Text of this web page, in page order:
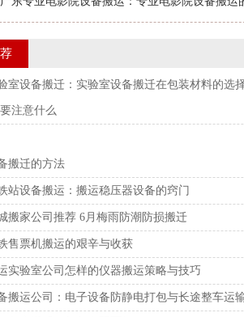
室设备搬迁：实验室设备搬迁在包装材料的选
注意什么
搬迁的方法
站设备搬运：搬运稳压器设备的窍门
搬家公司推荐 6月梅雨防潮防损搬迁
售票机搬运的艰辛与收获
实验室公司怎样的仪器搬运策略与技巧
搬运公司：电子设备防静电打包与长途整车运